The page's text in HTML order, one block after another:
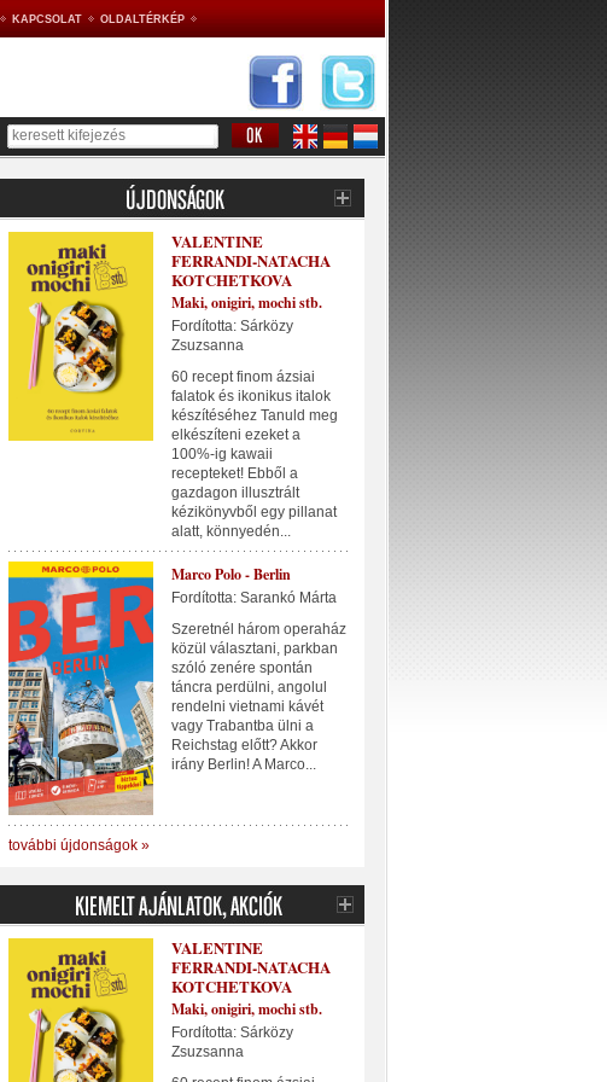
KAPCSOLAT OLDALTÉRKÉP
VALENTINE
FERRANDI-NATACHA
KOTCHETKOVA
Maki, onigiri, mochi stb.
Fordította: Sárközy
Zsuzsanna
60 recept finom ázsiai
falatok és ikonikus italok
készítéséhez Tanuld meg
elkészíteni ezeket a
100%-ig kawaii
recepteket! Ebből a
gazdagon illusztrált
kézikönyvből egy pillanat
alatt, könnyedén...
Marco Polo - Berlin
Fordította: Sarankó Márta
Szeretnél három operaház
közül választani, parkban
szóló zenére spontán
táncra perdülni, angolul
rendelni vietnami kávét
vagy Trabantba ülni a
Reichstag előtt? Akkor
irány Berlin! A Marco...
további újdonságok »
VALENTINE
FERRANDI-NATACHA
KOTCHETKOVA
Maki, onigiri, mochi stb.
Fordította: Sárközy
Zsuzsanna